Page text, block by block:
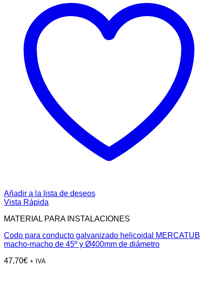
Añadir a la lista de deseos
Vista Rápida
MATERIAL PARA INSTALACIONES
Codo para conducto galvanizado helicoidal MERCATUB
macho-macho de 45º y Ø400mm de diámetro
47,70€ + IVA